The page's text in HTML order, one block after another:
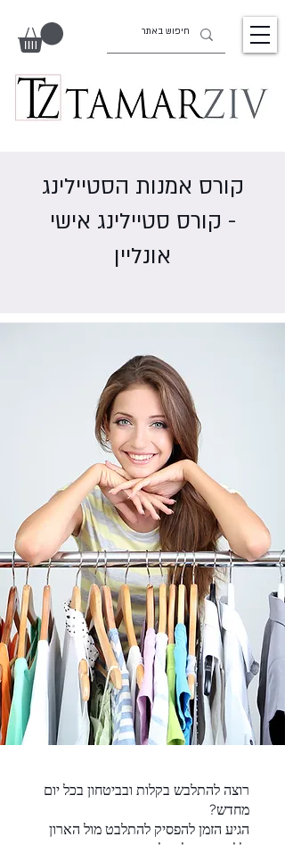
קורס אמנות הסטיילינג
- קורס סטיילינג אישי
אונליין
רוצה להתלבש בקלות ובביטחון בכל יום
הגיע הזמן להפסיק להתלבט מול הארון